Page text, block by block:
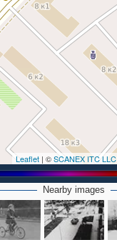
6
Leaflet | ©SCANEX ITC LLC
Nearby images